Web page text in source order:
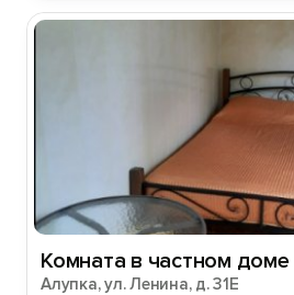
Комната в частном
Алупка, ул. Ленина, д. 31Е